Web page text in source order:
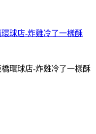
環球店-炸雞冷了一樣酥